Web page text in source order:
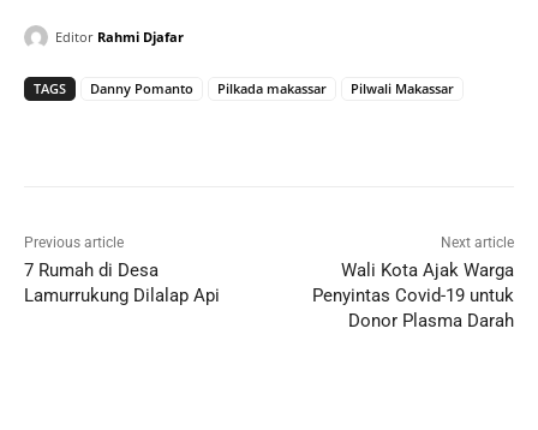
Editor Rahmi Djafar
TAGS Danny Pomanto Pilkada makassar Pilwali Makassar
Previous article
7 Rumah di Desa
Lamurrukung Dilalap Api
Next article
Wali Kota Ajak Warga
Penyintas Covid-19 untuk
Donor Plasma Darah